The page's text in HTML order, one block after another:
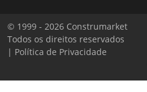
© 1999 - 2026 Construmarket
Todos os direitos reservados
| Política de Privacidade